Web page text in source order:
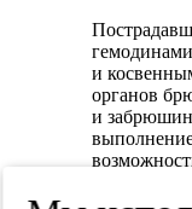
и
органов
и